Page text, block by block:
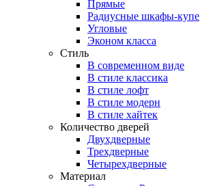
Прямые
Радиусные шкафы-купе
Угловые
Эконом класса
Стиль
В современном виде
В стиле классика
В стиле лофт
В стиле модерн
В стиле хайтек
Количество дверей
Двухдверные
Трехдверные
Четырехдверные
Материал